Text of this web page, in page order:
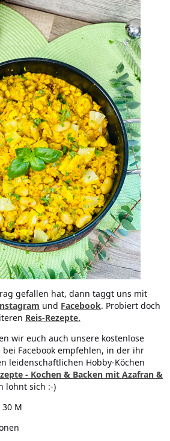
gefallen hat, dann taggt uns mit
und Facebook. Probiert doch
Reis-Rezepte.
wir euch auch unsere kostenlose
Facebook empfehlen, in der ihr
leidenschaftlichen Hobby-Köchen
- Kochen & Backen mit Azafran &
lohnt sich :-)
30 M